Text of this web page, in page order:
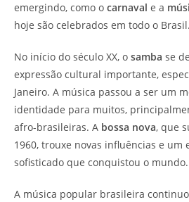
emergindo, como o carnaval e a
hoje são celebrados em todo o Brasil.
No início do século XX, o samba se
expressão cultural importante,
Janeiro. A música passou a ser um
identidade para muitos,
afro-brasileiras. A bossa nova, que
1960, trouxe novas influências e um
sofisticado que conquistou o mundo.
A música popular brasileira